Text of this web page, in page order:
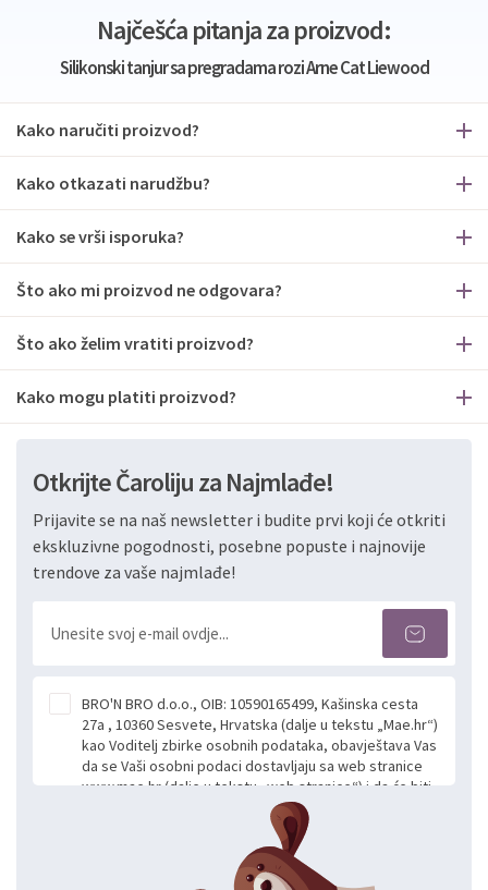
Najčešća pitanja za proizvod:
Silikonski tanjur sa pregradama rozi Arne Cat Liewood
Kako naručiti proizvod?
Kako otkazati narudžbu?
Kako se vrši isporuka?
Što ako mi proizvod ne odgovara?
Što ako želim vratiti proizvod?
Kako mogu platiti proizvod?
Otkrijte Čaroliju za Najmlađe!
Prijavite se na naš newsletter i budite prvi koji će otkriti
ekskluzivne pogodnosti, posebne popuste i najnovije
trendove za vaše najmlađe!
BRO'N BRO d.o.o., OIB: 10590165499, Kašinska cesta
27a , 10360 Sesvete, Hrvatska (dalje u tekstu „Mae.hr“)
kao Voditelj zbirke osobnih podataka, obavještava Vas
da se Vaši osobni podaci dostavljaju sa web stranice
www.mae.hr (dalje u tekstu „web stranice“) i da će biti
obrađeni. Prihvaćanjem ove Izjave smatra se da
slobodno i izričito dajete privolu za prikupljanje i daljnju
obradu Vaših osobnih podataka koje ustupate Mae.hr
putem ovih web stranica u svrhu odgovora i daljnje